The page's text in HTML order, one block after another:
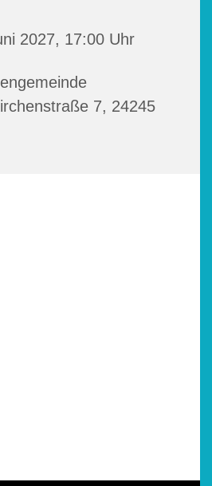
2027, 17:00 Uhr
7, 24245